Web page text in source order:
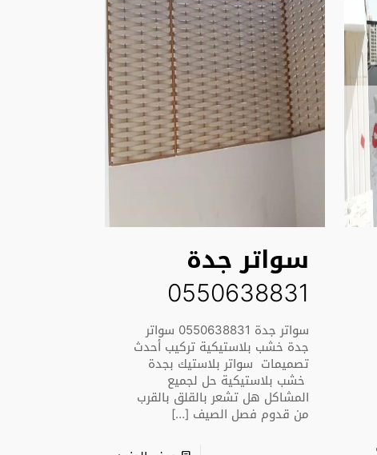
سواتر جدة
0550638831
سواتر جدة 0550638831 سواتر
جدة خشب بلاستيكية تركيب أحدث
تصميمات سواتر بلاستيك بجدة
خشب بلاستيكية حل لجميع
المشاكل هل تشعر بالقلق بالقرب
من قدوم فصل الصيف […]